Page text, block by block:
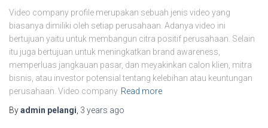
Video company profile merupakan sebuah jenis video yang
biasanya dimiliki oleh setiap perusahaan. Adanya video ini
bertujuan yaitu untuk membangun citra positif perusahaan. Selain
itu juga bertujuan untuk meningkatkan brand awareness,
memperluas jangkauan pasar, dan meyakinkan calon klien, mitra
bisnis, atau investor potensial tentang kelebihan atau keuntungan
perusahaan. Video company Read more
Byadmin pelangi 3 years ago